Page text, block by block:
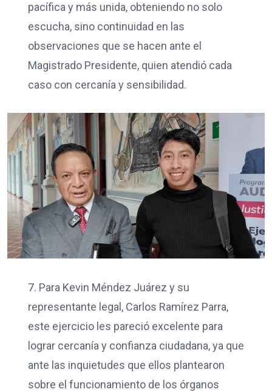
pacífica y más unida, obteniendo no solo
escucha, sino continuidad en las
observaciones que se hacen ante el
Magistrado Presidente, quien atendió cada
caso con cercanía y sensibilidad.
7. Para Kevin Méndez Juárez y su
representante legal, Carlos Ramírez Parra,
este ejercicio les pareció excelente para
lograr cercanía y confianza ciudadana, ya que
ante las inquietudes que ellos plantearon
sobre el funcionamiento de los órganos